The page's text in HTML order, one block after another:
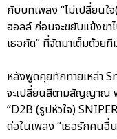
กับบทเพลง “ไม่เปลี่ยนใ
ฮอลล์ ก่อนจะขยับแข้งขา
เธอกัด” ที่จัดมาเต็มด้วย
หลังพูดคุยทักทายเหล่า
จะเปลี่ยนสีตามสัญญาณ
“D2B (รูปหัวใจ)
ต่อในเพลง “เธอรักคนอื่